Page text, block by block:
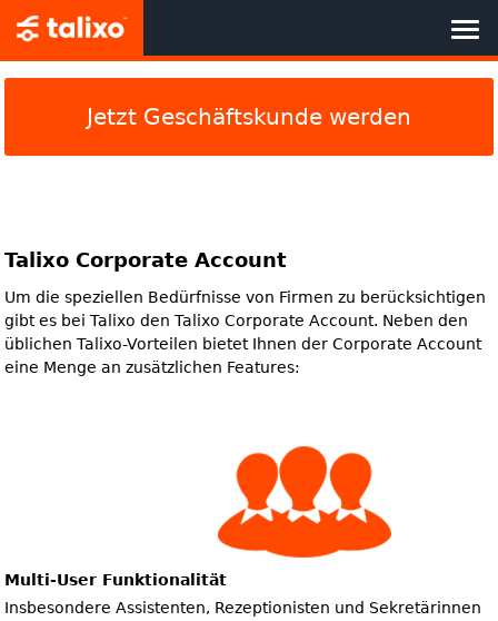
GESCHÄFTSKUNDEN
TALIXO PARTNER
UBER UNS
Jetzt Geschäftskunde werden
Talixo Corporate Account
Um die speziellen Bedürfnisse von Firmen zu berücksichtigen
gibt es bei Talixo den Talixo Corporate Account. Neben den
üblichen Talixo-Vorteilen bietet Ihnen der Corporate Account
eine Menge an zusätzlichen Features:
Multi-User Funktionalität
Insbesondere Assistenten, Rezeptionisten und Sekretärinnen